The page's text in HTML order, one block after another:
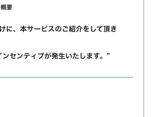
要
に、本サービスのご紹介をして頂き
センティブが発生いたします。”